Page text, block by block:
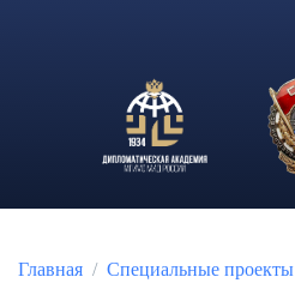
Главная Специальные проекты